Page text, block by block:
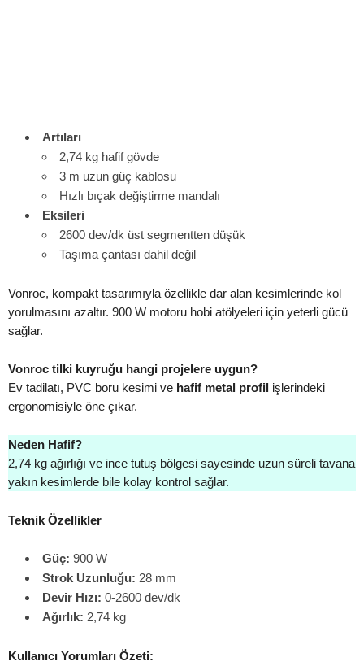
Artıları
2,74 kg hafif gövde
3 m uzun güç kablosu
Hızlı bıçak değiştirme mandalı
Eksileri
2600 dev/dk üst segmentten düşük
Taşıma çantası dahil değil
Vonroc, kompakt tasarımıyla özellikle dar alan kesimlerinde kol
yorulmasını azaltır. 900 W motoru hobi atölyeleri için yeterli gücü
sağlar.
Vonroc tilki kuyruğu hangi projelere uygun?
Ev tadilatı, PVC boru kesimi ve hafif metal profil işlerindeki
ergonomisiyle öne çıkar.
Neden Hafif?
2,74 kg ağırlığı ve ince tutuş bölgesi sayesinde uzun süreli tavana
yakın kesimlerde bile kolay kontrol sağlar.
Teknik Özellikler
Güç: 900 W
Strok Uzunluğu: 28 mm
Devir Hızı: 0-2600 dev/dk
Ağırlık: 2,74 kg
Kullanıcı Yorumları Özeti: